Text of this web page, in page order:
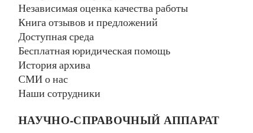
Независимая оценка качества работы
Книга отзывов и предложений
Доступная среда
Бесплатная юридическая помощь
История архива
СМИ о нас
Наши сотрудники
НАУЧНО-СПРАВОЧНЫЙ АППАРАТ